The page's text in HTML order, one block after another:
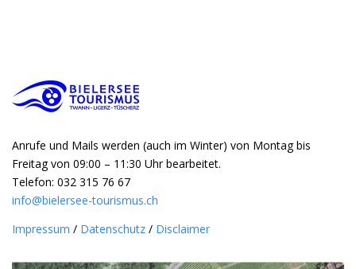
Anrufe und Mails werden (auch im Winter) von Montag bis
Freitag von 09:00 – 11:30 Uhr bearbeitet.
Telefon: 032 315 76 67
info@bielersee-tourismus.ch
Impressum / Datenschutz / Disclaimer